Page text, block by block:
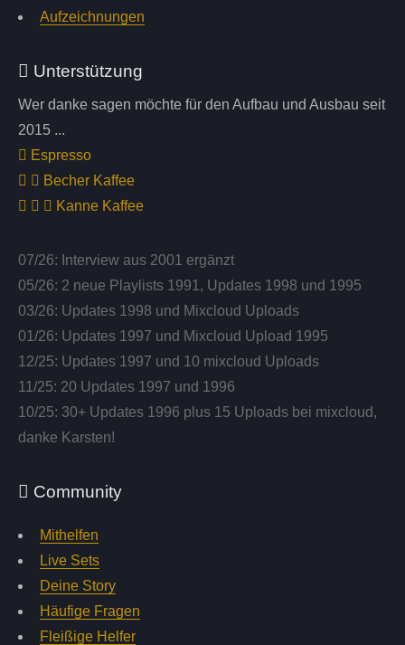
Aufzeichnungen
Unterstützung
Wer danke sagen möchte für den Aufbau und Ausbau seit
2015 ...
Espresso
Becher Kaffee
Kanne Kaffee
07/26: Interview aus 2001 ergänzt
05/26: 2 neue Playlists 1991, Updates 1998 und 1995
03/26: Updates 1998 und Mixcloud Uploads
01/26: Updates 1997 und Mixcloud Upload 1995
12/25: Updates 1997 und 10 mixcloud Uploads
11/25: 20 Updates 1997 und 1996
10/25: 30+ Updates 1996 plus 15 Uploads bei mixcloud,
danke Karsten!
Community
Mithelfen
Live Sets
Deine Story
Häufige Fragen
Fleißige Helfer